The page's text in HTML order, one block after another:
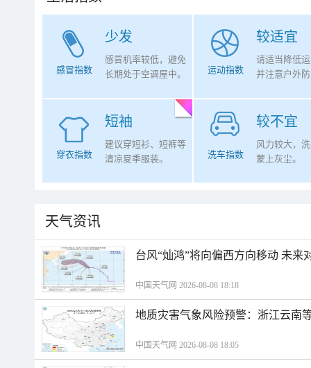
少发
感冒指数
感冒机率较低，避免
长期处于空调屋中。
较适宜
运动指数
请适当降低
并注意户外
短袖
穿衣指数
建议穿短衫、短裤等
清凉夏季服装。
较不宜
洗车指数
风力较大，
蒙上灰尘。
天气资讯
台风“灿鸿”将向偏西方向移动 未来
中国天气网 2026-08-08 18:18
地质灾害气象风险预警：浙江云南
中国天气网 2026-08-08 18:05